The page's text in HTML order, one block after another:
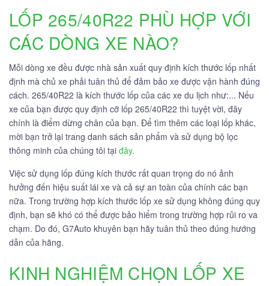
LỐP 265/40R22 PHÙ HỢP VỚI
CÁC DÒNG XE NÀO?
Mỗi dòng xe đều được nhà sản xuất quy định kích thước lốp nhất
định mà chủ xe phải tuân thủ để đảm bảo xe được vận hành đúng
cách. 265/40R22 là kích thước lốp của các xe du lịch như:... Nếu
xe của bạn được quy định cỡ lốp 265/40R22 thì tuyệt vời, đây
chính là điểm dừng chân của bạn. Để tìm thêm các loại lốp khác,
mời bạn trở lại trang danh sách sản phẩm và sử dụng bộ lọc
thông minh của chúng tôi tại đây.
Việc sử dụng lốp đúng kích thước rất quan trọng do nó ảnh
hưởng đến hiệu suất lái xe và cả sự an toàn của chính các bạn
nữa. Trong trường hợp kích thước lốp xe sử dụng không đúng quy
định, bạn sẽ khó có thể được bảo hiểm trong trường hợp rủi ro va
chạm. Do đó, G7Auto khuyên bạn hãy tuân thủ theo đúng hướng
dẫn của hãng.
KINH NGHIỆM CHỌN LỐP XE